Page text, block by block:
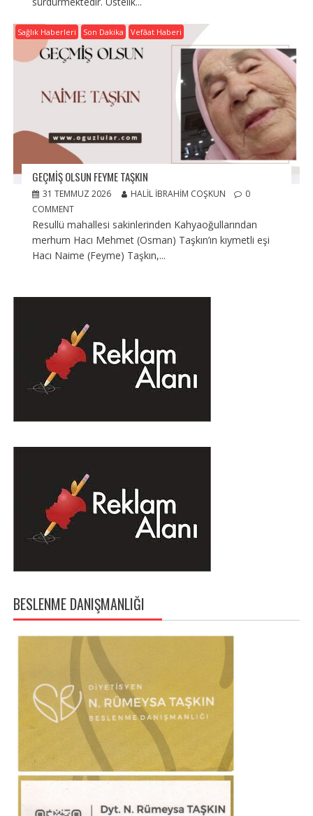
Sağlık Haberleri Son Dakika Vefâat Haberi
GEÇMIŞ OLSUN FEYME TAŞKIN
31 TEMMUZ 2026 HALIL İBRAHIM COŞKUN
0
COMMENT
Resullü mahallesi sakinlerinden Kahyaoğullarından
merhum Hacı Mehmet (Osman) Taşkın’ın kıymetli eşi
Hacı Naime (Feyme) Taşkın,...
BESLENME DANIŞMANLIĞI